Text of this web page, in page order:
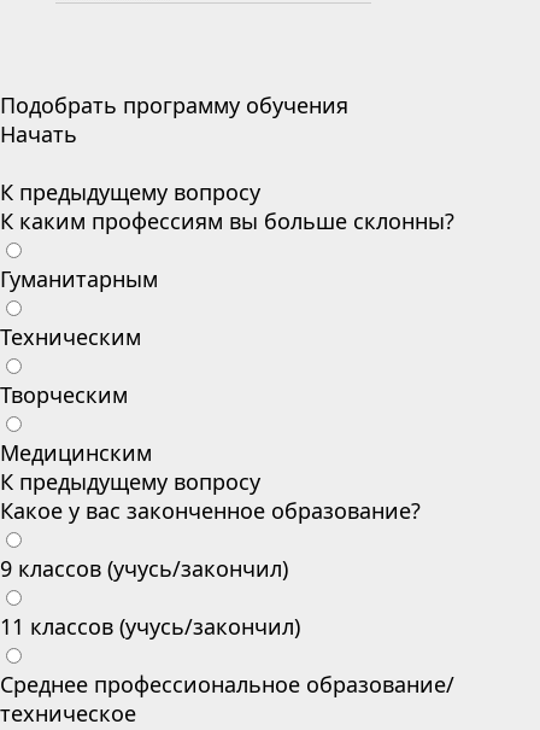
Подобрать программу обучения
Начать
К предыдущему вопросу
К каким профессиям вы больше склонны?
Гуманитарным
Техническим
Творческим
Медицинским
К предыдущему вопросу
Какое у вас законченное образование?
9 классов (учусь/закончил)
11 классов (учусь/закончил)
Среднее профессиональное образование/
техническое